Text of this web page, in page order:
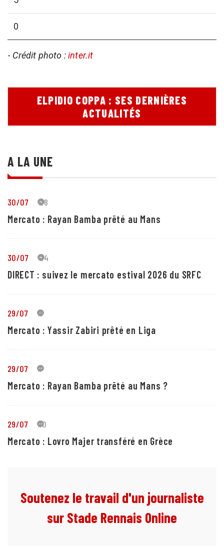
0
- Crédit photo :inter.it
ELPIDIO COPPA : SES DERNIÈRES
ACTUALITÉS
A LA UNE
30/07 28
Mercato : Rayan Bamba prêté au Mans
30/07 24
DIRECT : suivez le mercato estival 2026 du SRFC
29/07 5
Mercato : Yassir Zabiri prêté en Liga
29/07 1
Mercato : Rayan Bamba prêté au Mans ?
29/07 10
Mercato : Lovro Majer transféré en Grèce
Soutenez le travail d'un journaliste
sur Stade Rennais Online